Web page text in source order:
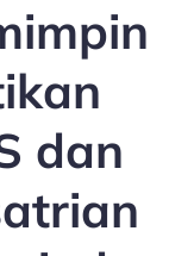
dan